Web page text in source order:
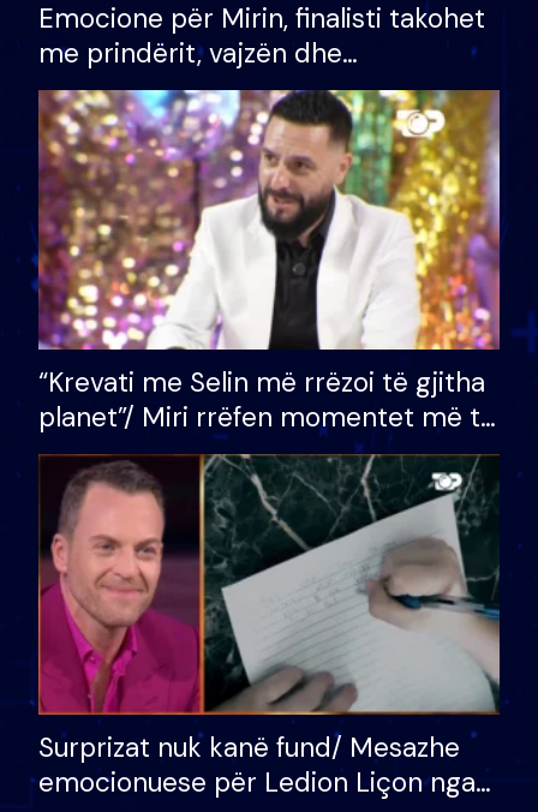
Emocione për Mirin, finalisti takohet
me prindërit, vajzën dhe
bashkëshorten: S’kemi ndonjë letër
divorci apo jo?
“Krevati me Selin më rrëzoi të gjitha
planet”/ Miri rrëfen momentet më të
bukura në shtëpinë e BB VIP: Do më
mungojë zilja e mëngjesit kur…
Surprizat nuk kanë fund/ Mesazhe
emocionuese për Ledion Liçon nga